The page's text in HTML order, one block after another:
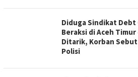
Diduga Sindikat
Beraksi di Aceh
Ditarik, Korban
Polisi